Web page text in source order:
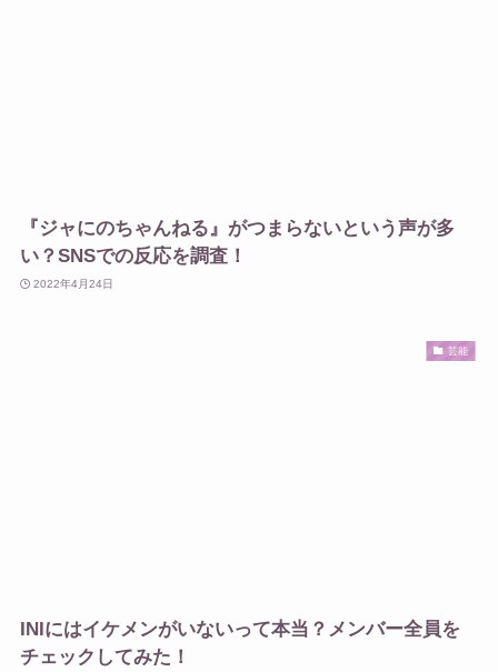
『ジャにのちゃんねる』がつまらないという声が多
い？SNSでの反応を調査！
2022年4月24日
芸能
INIにはイケメンがいないって本当？メンバー全員を
チェックしてみた！